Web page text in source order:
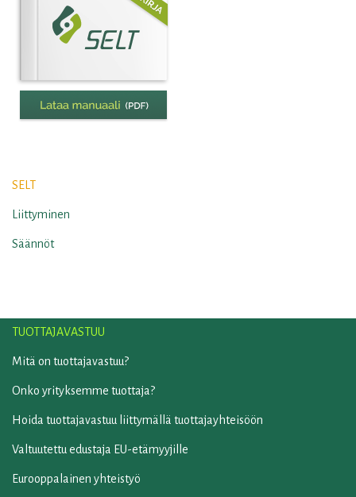
SELT
Liittyminen
Säännöt
TUOTTAJAVASTUU
Mitä on tuottajavastuu?
Onko yrityksemme tuottaja?
Hoida tuottajavastuu liittymällä tuottajayhteisöön
Valtuutettu edustaja EU-etämyyjille
Eurooppalainen yhteistyö